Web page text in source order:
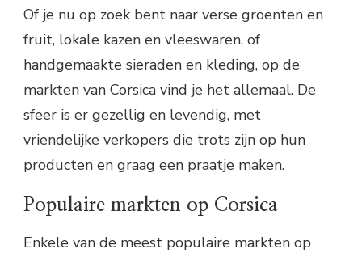
Of je nu op zoek bent naar verse groenten en
fruit, lokale kazen en vleeswaren, of
handgemaakte sieraden en kleding, op de
markten van Corsica vind je het allemaal. De
sfeer is er gezellig en levendig, met
vriendelijke verkopers die trots zijn op hun
producten en graag een praatje maken.
Populaire markten op Corsica
Enkele van de meest populaire markten op